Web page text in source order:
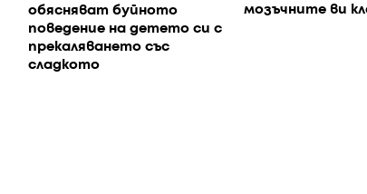
обясняват буйното
поведение на детето си с
прекаляването със
сладкото
мозъчните ви